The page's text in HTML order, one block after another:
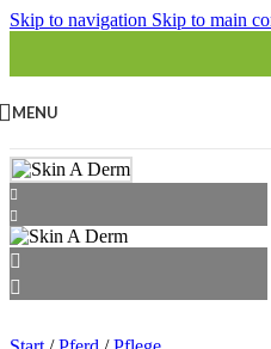
Skip to navigation Skip to main
MENU